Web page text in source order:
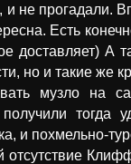
не прогадали.
Есть
доставляет) А
но и такие же
музло на
тогда
и похмельно-
отсутствие